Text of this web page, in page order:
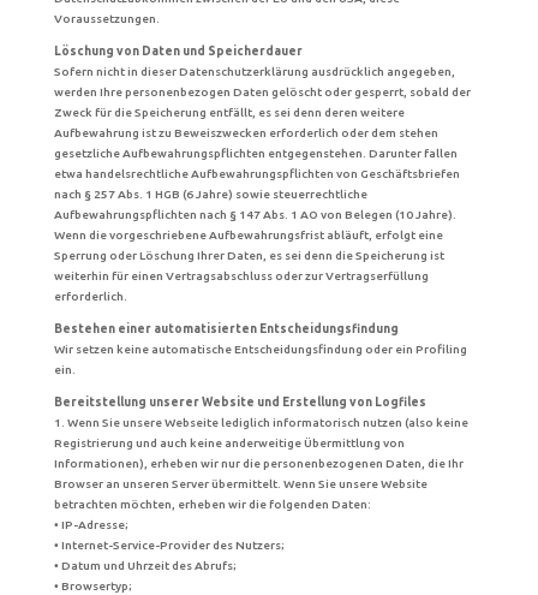
Voraussetzungen.
Löschung von Daten und Speicherdauer
Sofern nicht in dieser Datenschutzerklärung ausdrücklich angegeben,
werden Ihre personenbezogen Daten gelöscht oder gesperrt, sobald der
Zweck für die Speicherung entfällt, es sei denn deren weitere
Aufbewahrung ist zu Beweiszwecken erforderlich oder dem stehen
gesetzliche Aufbewahrungspflichten entgegenstehen. Darunter fallen
etwa handelsrechtliche Aufbewahrungspflichten von Geschäftsbriefen
nach § 257 Abs. 1 HGB (6 Jahre) sowie steuerrechtliche
Aufbewahrungspflichten nach § 147 Abs. 1 AO von Belegen (10 Jahre).
Wenn die vorgeschriebene Aufbewahrungsfrist abläuft, erfolgt eine
Sperrung oder Löschung Ihrer Daten, es sei denn die Speicherung ist
weiterhin für einen Vertragsabschluss oder zur Vertragserfüllung
erforderlich.
Bestehen einer automatisierten Entscheidungsfindung
Wir setzen keine automatische Entscheidungsfindung oder ein Profiling
ein.
Bereitstellung unserer Website und Erstellung von Logfiles
1. Wenn Sie unsere Webseite lediglich informatorisch nutzen (also keine
Registrierung und auch keine anderweitige Übermittlung von
Informationen), erheben wir nur die personenbezogenen Daten, die Ihr
Browser an unseren Server übermittelt. Wenn Sie unsere Website
betrachten möchten, erheben wir die folgenden Daten:
• IP-Adresse;
• Internet-Service-Provider des Nutzers;
• Datum und Uhrzeit des Abrufs;
• Browsertyp;